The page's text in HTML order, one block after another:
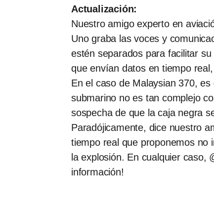
Actualización:
Nuestro amigo experto en
Uno graba las voces y
estén separados para facilitar
que envían datos en tiempo
En el caso de Malaysian 370,
submarino no es tan complejo
sospecha de que la caja negra
Paradójicamente, dice nuestro
tiempo real que proponemos no
la explosión. En cualquier caso,
información!